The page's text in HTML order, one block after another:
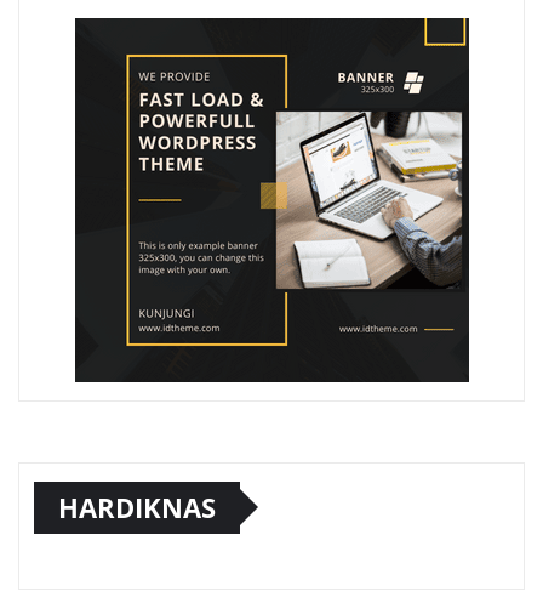
HARDIKNAS